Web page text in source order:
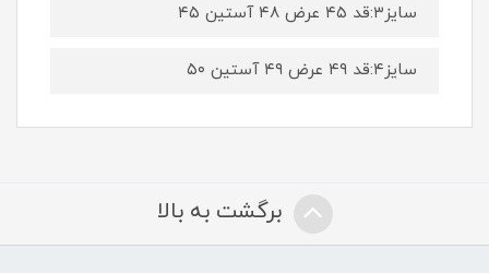
سایز۳:قد ۴۵ عرض ۴۸ آستین ۴۵
سایز۴:قد ۴۹ عرض ۴۹ آستین ۵۰
برگشت به بالا